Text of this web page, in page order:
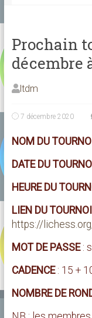
Prochain
décembre
ltdm
7 décembre 2020
NOM DU
DATE DU
HEURE DU
LIEN DU
https://
MOT DE PASSE :
CADENCE: 15 +
NOMBRE DE